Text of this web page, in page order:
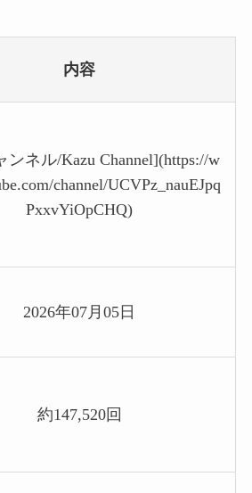
内容
ンネル/Kazu Channel](https://w
channel/UCVPz_nauEJpq
PxxvYiOpCHQ)
2026年07月05日
約147,520回